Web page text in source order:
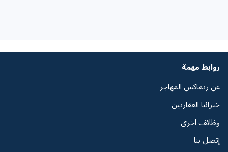
روابط مهمة
عن ريماكس المهاجر
خبرائنا العقاريين
وظائف اخرى
إتصل بنا